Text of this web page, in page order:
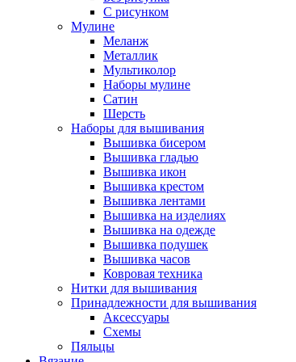
С рисунком
Мулине
Меланж
Металлик
Мультиколор
Наборы мулине
Сатин
Шерсть
Наборы для вышивания
Вышивка бисером
Вышивка гладью
Вышивка икон
Вышивка крестом
Вышивка лентами
Вышивка на изделиях
Вышивка на одежде
Вышивка подушек
Вышивка часов
Ковровая техника
Нитки для вышивания
Принадлежности для вышивания
Аксессуары
Схемы
Пяльцы